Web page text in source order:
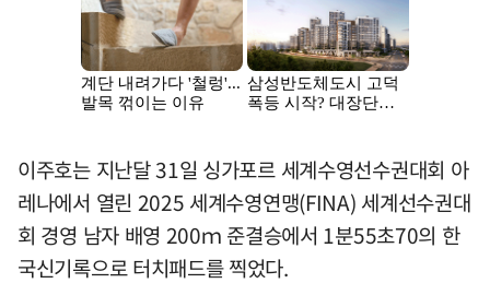
이주호는 지난달 31일 싱가포르 세계수영선수권대회 아
레나에서 열린 2025 세계수영연맹(FINA) 세계선수권대
회 경영 남자 배영 200ｍ 준결승에서 1분55초70의 한
국신기록으로 터치패드를 찍었다.